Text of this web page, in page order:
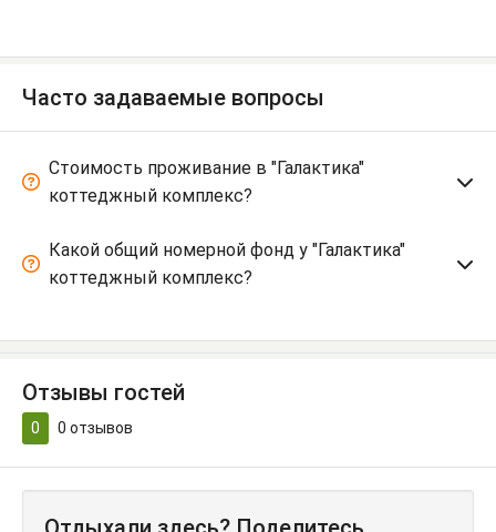
Часто задаваемые вопросы
Стоимость проживание в "Галактика"
коттеджный комплекс?
Какой общий номерной фонд у "Галактика"
коттеджный комплекс?
Отзывы гостей
0 0 отзывов